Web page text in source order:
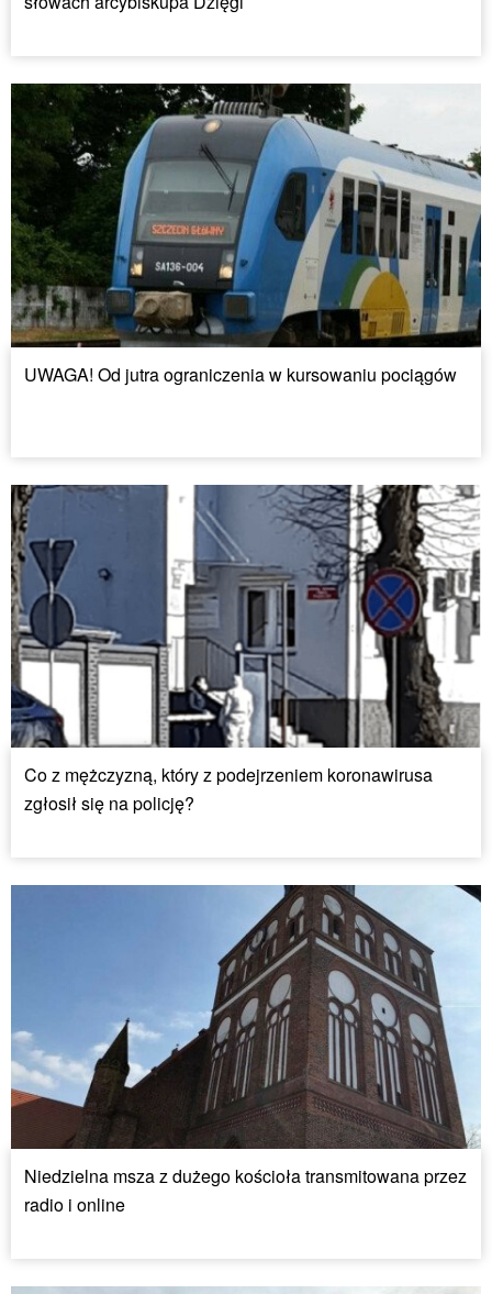
UWAGA! Od jutra ograniczenia w kursowaniu pociągów
Co z mężczyzną, który z podejrzeniem koronawirusa
zgłosił się na policję?
Niedzielna msza z dużego kościoła transmitowana przez
radio i online